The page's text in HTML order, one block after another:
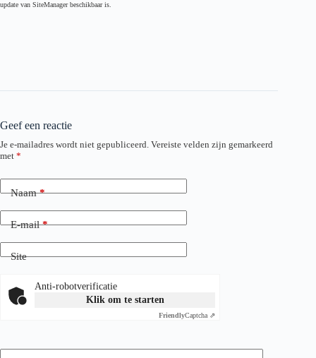
update van SiteManager beschikbaar is.
Geef een reactie
Je e-mailadres wordt niet gepubliceerd. Vereiste velden zijn gemarkeerd
met *
Naam*
E-mail*
Site
Anti-robotverificatie
Klik om te starten
FriendlyCaptcha ⇗